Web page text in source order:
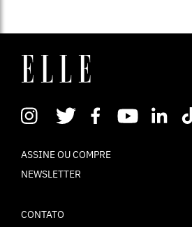
ASSINE OU COMPRE
NEWSLETTER
CONTATO